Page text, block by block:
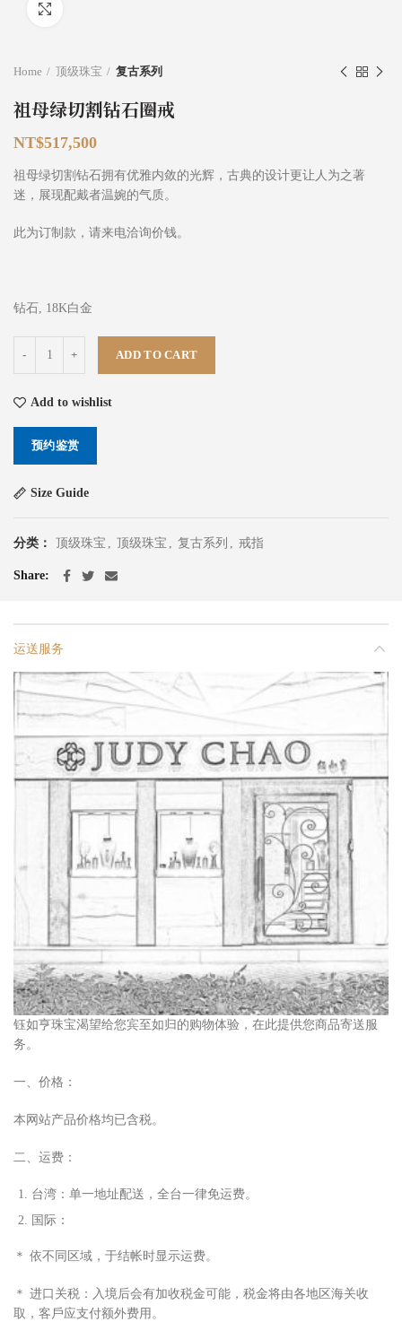
Home 顶级珠宝 复古系列
祖母绿切割钻石圈戒
NT$517,500
祖母绿切割钻石拥有优雅内敛的光辉，古典的设计更让人为之著
迷，展现配戴者温婉的气质。
此为订制款，请来电洽询价钱。
钻石, 18K白金
ADD TO CART
Add to wishlist
预约鉴赏
Size Guide
分类： 顶级珠宝 , 顶级珠宝 , 复古系列 , 戒指
Share
运送服务
钰如亨珠宝渴望给您宾至如归的购物体验，在此提供您商品寄送服
务。
一、价格：
本网站产品价格均已含税。
二、运费：
台湾：单⼀地址配送，全台⼀律免运费。
国际：
＊ 依不同区域，于结帐时显⽰运费。
＊ 进⼝ 关税： ⼊境后会有加收税⾦可能，税⾦将由各地区海关收
取，客 ⼾应⽀付额外费⽤ 。